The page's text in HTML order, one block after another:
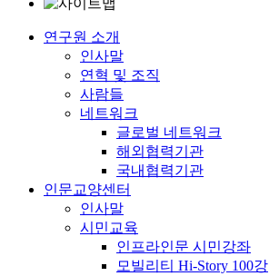
연구원 소개
인사말
연혁 및 조직
사람들
네트워크
글로벌 네트워크
해외협력기관
국내협력기관
인문교양센터
인사말
시민교육
인프라인문 시민강좌
모빌리티 Hi-Story 100강